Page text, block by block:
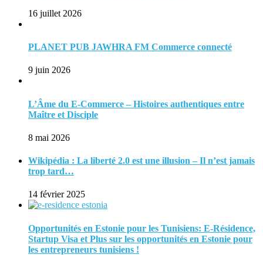
16 juillet 2026
PLANET PUB JAWHRA FM Commerce connecté
9 juin 2026
L’Âme du E-Commerce – Histoires authentiques entre
Maître et Disciple
8 mai 2026
Wikipédia : La liberté 2.0 est une illusion – Il n’est jamais
trop tard…
14 février 2025
Opportunités en Estonie pour les Tunisiens: E-Résidence,
Startup Visa et Plus sur les opportunités en Estonie pour
les entrepreneurs tunisiens !